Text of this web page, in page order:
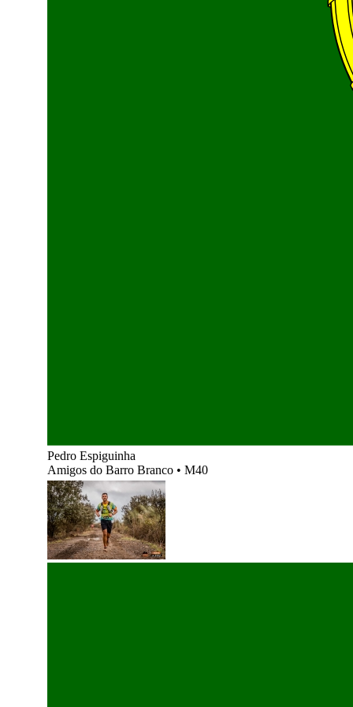
Pedro Espiguinha
Amigos do Barro Branco • M40